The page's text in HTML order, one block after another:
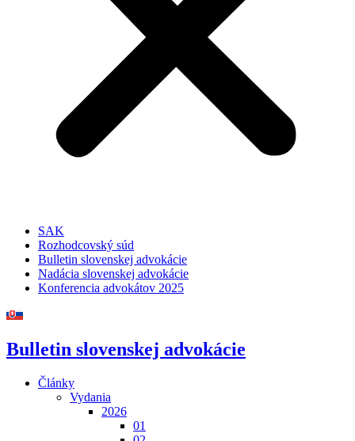
SAK
Rozhodcovský súd
Bulletin slovenskej advokácie
Nadácia slovenskej advokácie
Konferencia advokátov 2025
Bulletin slovenskej advokácie
Články
Vydania
2026
01